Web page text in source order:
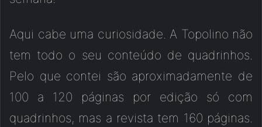
Aqui cabe uma curiosidade. A Topolino não
tem todo o seu conteúdo de quadrinhos.
Pelo que contei são aproximadamente de
100 a 120 páginas por edição só com
quadrinhos, mas a revista tem 160 páginas.